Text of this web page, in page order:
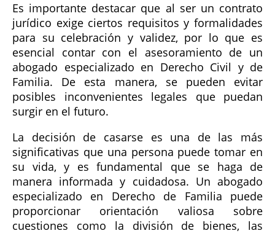
Es importante destacar que al ser un contrato
jurídico exige ciertos requisitos y formalidades
para su celebración y validez, por lo que es
esencial contar con el asesoramiento de un
abogado especializado en Derecho Civil y de
Familia. De esta manera, se pueden evitar
posibles inconvenientes legales que puedan
surgir en el futuro.
La decisión de casarse es una de las más
significativas que una persona puede tomar en
su vida, y es fundamental que se haga de
manera informada y cuidadosa. Un abogado
especializado en Derecho de Familia puede
proporcionar orientación valiosa sobre
cuestiones como la división de bienes, las